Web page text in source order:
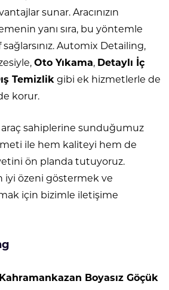
sunar. Aracınızın
yanı sıra, bu yöntemle
Automix Detailing,
Oto Yıkama, Detaylı İç
Temizlik gibi ek hizmetlerle de
korur.
araç sahiplerine sunduğumuz
ile hem kaliteyi hem de
ön planda tutuyoruz.
iyi özeni göstermek ve
için bizimle iletişime
Kahramankazan Boyasız Göçük